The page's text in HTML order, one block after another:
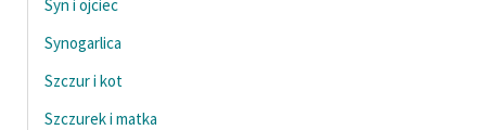
Syn i ojciec
Synogarlica
Szczur i kot
Szczurek i matka